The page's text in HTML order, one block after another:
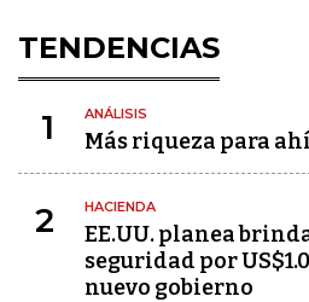
TENDENCIAS
1 ANÁLISIS
Más riqueza para
2 HACIENDA
EE.UU. planea
seguridad por
nuevo gobierno